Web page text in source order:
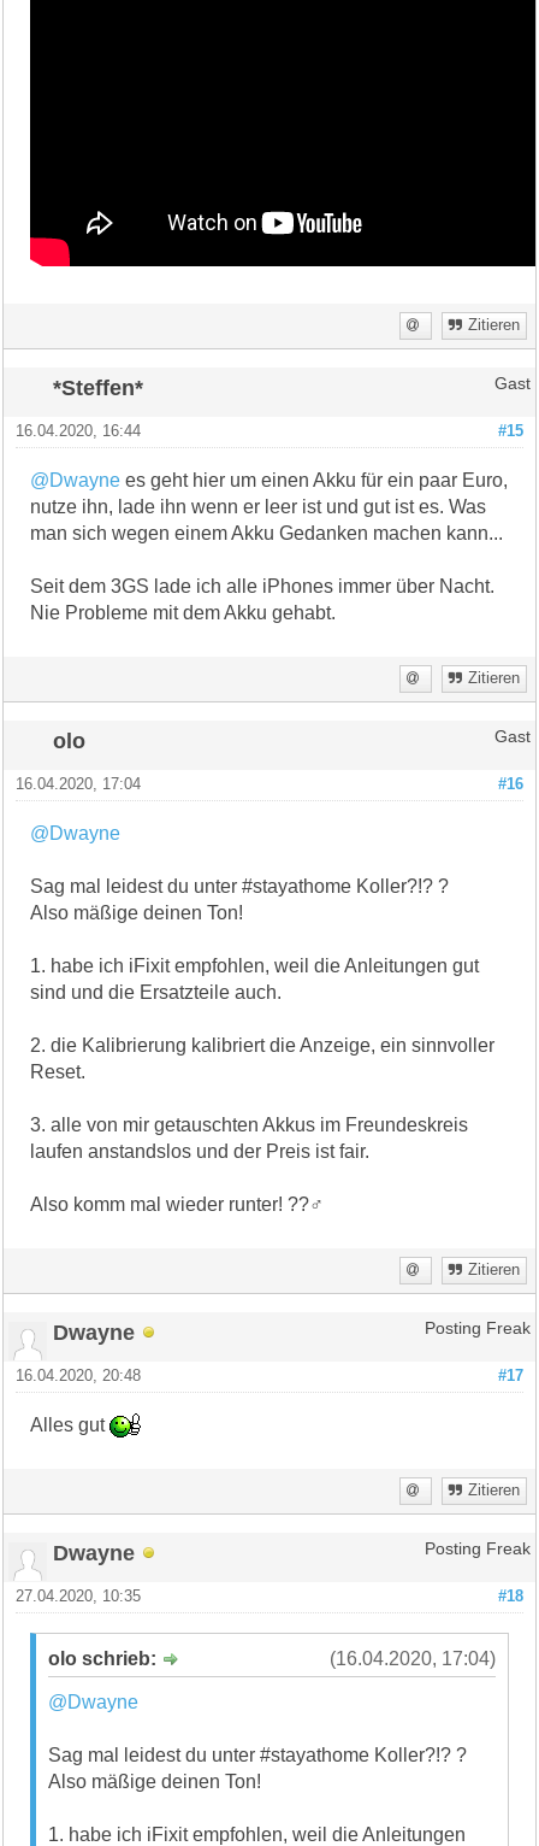
Zitieren
*Steffen* Gast
#15
16.04.2020, 16:44
@Dwayne es geht hier um einen Akku für ein paar Euro,
nutze ihn, lade ihn wenn er leer ist und gut ist es. Was
man sich wegen einem Akku Gedanken machen kann...
Seit dem 3GS lade ich alle iPhones immer über Nacht.
Nie Probleme mit dem Akku gehabt.
Zitieren
olo Gast
#16
16.04.2020, 17:04
@Dwayne
Sag mal leidest du unter #stayathome Koller?!? ?
Also mäßige deinen Ton!
1. habe ich iFixit empfohlen, weil die Anleitungen gut
sind und die Ersatzteile auch.
2. die Kalibrierung kalibriert die Anzeige, ein sinnvoller
Reset.
3. alle von mir getauschten Akkus im Freundeskreis
laufen anstandslos und der Preis ist fair.
Also komm mal wieder runter! ??‍♂️
Zitieren
Dwayne Posting Freak
#17
16.04.2020, 20:48
Alles gut
Zitieren
Dwayne Posting Freak
#18
27.04.2020, 10:35
(16.04.2020, 17:04)
olo schrieb:
@Dwayne
Sag mal leidest du unter #stayathome Koller?!? ?
Also mäßige deinen Ton!
1. habe ich iFixit empfohlen, weil die Anleitungen